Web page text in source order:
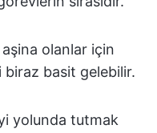
aşina olanlar için
basit gelebilir.
yolunda tutmak